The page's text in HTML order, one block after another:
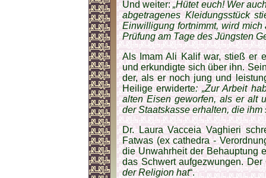
Und weiter:„Hütet euch! Wer
abgetragenes Kleidungsstück
Einwilligung fortnimmt, wird
Prüfung am Tage des Jüngsten
Als Imam Ali Kalif war, stieß er
und erkundigte sich über ihn.
der, als er noch jung und
Heilige erwiderte: „Zur Arbeit
alten Eisen geworfen, als er alt
der Staatskasse erhalten, die
Dr. Laura Vacceia Vaghieri
Fatwas (ex cathedra -
die Unwahrheit der Behauptung
das Schwert aufgezwungen.
der Religion hat“.